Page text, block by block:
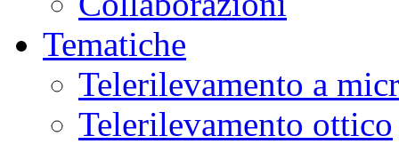
Tematiche
Telerilevamento a
Telerilevamento ottico